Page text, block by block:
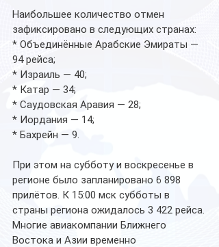
Наибольшее количество отмен
зафиксировано в следующих странах:
* Объединённые Арабские Эмираты —
94 рейса;
* Израиль — 40;
* Катар — 34;
* Саудовская Аравия — 28;
* Иордания — 14;
* Бахрейн — 9.
При этом на субботу и воскресенье в
регионе было запланировано 6 898
прилётов. К 15:00 мск субботы в
страны региона ожидалось 3 422 рейса.
Многие авиакомпании Ближнего
Востока и Азии временно